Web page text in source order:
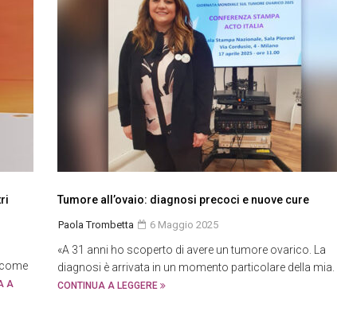
A
Tumore all’ovaio: diagnosi precoci e nuove cure
Paola Trombetta 6 Maggio 2025
«A 31 anni ho scoperto di avere un tumore ovarico. La
diagnosi è arrivata in un momento particolare della mia.
CONTINUA A LEGGERE